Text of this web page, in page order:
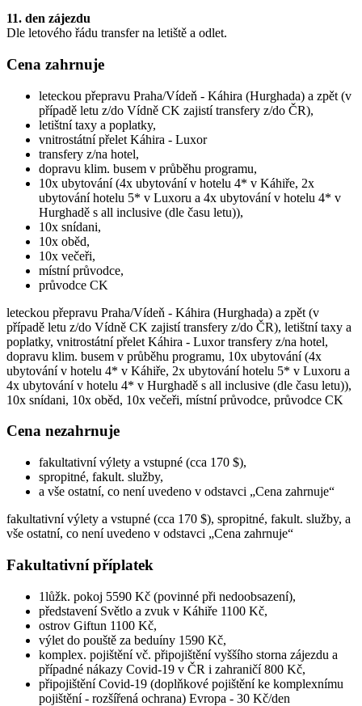
11. den zájezdu
Dle letového řádu transfer na letiště a odlet.
Cena zahrnuje
leteckou přepravu Praha/Vídeň - Káhira (Hurghada) a zpět (v
případě letu z/do Vídně CK zajistí transfery z/do ČR),
letištní taxy a poplatky,
vnitrostátní přelet Káhira - Luxor
transfery z/na hotel,
dopravu klim. busem v průběhu programu,
10x ubytování (4x ubytování v hotelu 4* v Káhiře, 2x
ubytování hotelu 5* v Luxoru a 4x ubytování v hotelu 4* v
Hurghadě s all inclusive (dle času letu)),
10x snídani,
10x oběd,
10x večeři,
místní průvodce,
průvodce CK
leteckou přepravu Praha/Vídeň - Káhira (Hurghada) a zpět (v
případě letu z/do Vídně CK zajistí transfery z/do ČR), letištní taxy a
poplatky, vnitrostátní přelet Káhira - Luxor transfery z/na hotel,
dopravu klim. busem v průběhu programu, 10x ubytování (4x
ubytování v hotelu 4* v Káhiře, 2x ubytování hotelu 5* v Luxoru a
4x ubytování v hotelu 4* v Hurghadě s all inclusive (dle času letu)),
10x snídani, 10x oběd, 10x večeři, místní průvodce, průvodce CK
Cena nezahrnuje
fakultativní výlety a vstupné (cca 170 $),
spropitné, fakult. služby,
a vše ostatní, co není uvedeno v odstavci „Cena zahrnuje“
fakultativní výlety a vstupné (cca 170 $), spropitné, fakult. služby, a
vše ostatní, co není uvedeno v odstavci „Cena zahrnuje“
Fakultativní příplatek
1lůžk. pokoj 5590 Kč (povinné při nedoobsazení),
představení Světlo a zvuk v Káhiře 1100 Kč,
ostrov Giftun 1100 Kč,
výlet do pouště za beduíny 1590 Kč,
komplex. pojištění vč. připojištění vyššího storna zájezdu a
případné nákazy Covid-19 v ČR i zahraničí 800 Kč,
připojištění Covid-19 (doplňkové pojištění ke komplexnímu
pojištění - rozšířená ochrana) Evropa - 30 Kč/den